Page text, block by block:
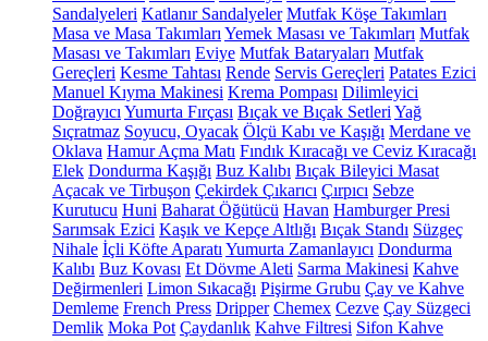
Sandalyeleri Katlanır Sandalyeler Mutfak Köşe Takımları
Masa ve Masa Takımları Yemek Masası ve Takımları Mutfak
Masası ve Takımları Eviye Mutfak Bataryaları Mutfak
Gereçleri Kesme Tahtası Rende Servis Gereçleri Patates Ezici
Manuel Kıyma Makinesi Krema Pompası Dilimleyici
Doğrayıcı Yumurta Fırçası Bıçak ve Bıçak Setleri Yağ
Sıçratmaz Soyucu, Oyacak Ölçü Kabı ve Kaşığı Merdane ve
Oklava Hamur Açma Matı Fındık Kıracağı ve Ceviz Kıracağı
Elek Dondurma Kaşığı Buz Kalıbı Bıçak Bileyici Masat
Açacak ve Tirbuşon Çekirdek Çıkarıcı Çırpıcı Sebze
Kurutucu Huni Baharat Öğütücü Havan Hamburger Presi
Sarımsak Ezici Kaşık ve Kepçe Altlığı Bıçak Standı Süzgeç
Nihale İçli Köfte Aparatı Yumurta Zamanlayıcı Dondurma
Kalıbı Buz Kovası Et Dövme Aleti Sarma Makinesi Kahve
Değirmenleri Limon Sıkacağı Pişirme Grubu Çay ve Kahve
Demleme French Press Dripper Chemex Cezve Çay Süzgeci
Demlik Moka Pot Çaydanlık Kahve Filtresi Sifon Kahve